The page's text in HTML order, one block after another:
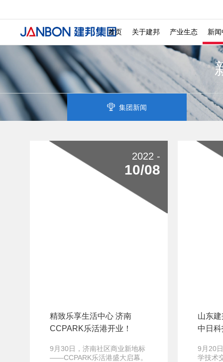
首页 关于建邦 产业生态 新
文化商业 ——— 城
集团新闻
2022 -
10/08
精致乐享生活中心 济南
CCPARK乐活港开业！
9月30日，济南社区商业新地标
——CCPARK乐活港盛大启幕。
山东
中日
9月20
学技术